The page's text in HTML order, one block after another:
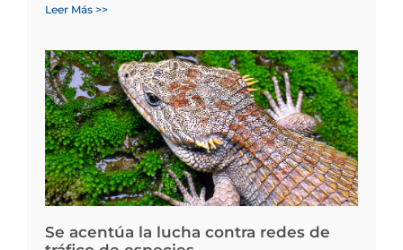
Leer Más >>
Se acentúa la lucha contra redes de